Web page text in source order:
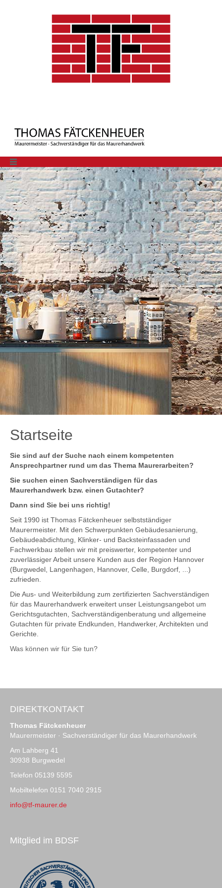
Startseite
Sie sind auf der Suche nach einem kompetenten
Ansprechpartner rund um das Thema Maurerarbeiten?
Sie suchen einen Sachverständigen für das
Maurerhandwerk bzw. einen Gutachter?
Dann sind Sie bei uns richtig!
Seit 1990 ist Thomas Fätckenheuer selbstständiger
Maurermeister. Mit den Schwerpunkten Gebäudesanierung,
Gebäudeabdichtung, Klinker- und Backsteinfassaden und
Fachwerkbau stellen wir mit preiswerter, kompetenter und
zuverlässiger Arbeit unsere Kunden aus der Region Hannover
(Burgwedel, Langenhagen, Hannover, Celle, Burgdorf, ...)
zufrieden.
Die Aus- und Weiterbildung zum zertifizierten Sachverständigen
für das Maurerhandwerk erweitert unser Leistungsangebot um
Gerichtsgutachten, Sachverständigenberatung und allgemeine
Gutachten für private Endkunden, Handwerker, Architekten und
Gerichte.
Was können wir für Sie tun?
DIREKTKONTAKT
Thomas Fätckenheuer
Maurermeister · Sachverständiger für das Maurerhandwerk
Am Lahberg 41
30938 Burgwedel
Telefon 05139 5595
Mobiltelefon 0151 7040 2915
info@tf-maurer.de
Mitglied im BDSF